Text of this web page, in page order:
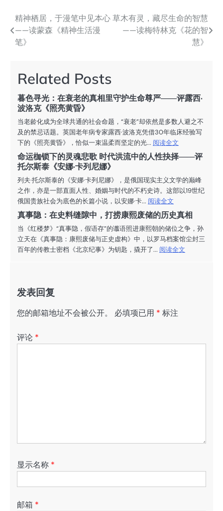
文
章
航
精神栖居，于漫笔中见本心
——读蒙森《精神生活漫
笔》
草木有灵，藏尽生命的智慧
——读梅特林克《花的智
慧》
Related Posts
暮色寻光：在衰老的真相里守护生命尊严——评露西·
波洛克《照亮黄昏》
当老龄化成为全球共通的社会命题，“衰老”却依然是多数人避之不
及的禁忌话题。英国老年病专家露西·波洛克凭借30年临床经验写
下的《照亮黄昏》，恰似一束温柔而坚定的光... 阅读全文
命运枷锁下的灵魂悲歌 时代洪流中的人性抉择——评
托尔斯泰《安娜·卡列尼娜》
列夫·托尔斯泰的《安娜·卡列尼娜》，是俄国现实主义文学的巅峰
之作，亦是一部直面人性、婚姻与时代的不朽史诗。这部以19世纪
俄国贵族社会为底色的长篇小说，以安娜·卡... 阅读全文
真事隐：在史料缝隙中，打捞康熙废储的历史真相
当《红楼梦》“真事隐，假语存”的谶语照进康熙朝的储位之争，孙
立天在《真事隐：康熙废储与正史虚构》中，以罗马档案馆尘封三
百年的传教士密档《北京纪事》为钥匙，撬开了... 阅读全文
发表回复
您的邮箱地址不会被公开。 必填项已用 * 标注
评论 *
显示名称 *
邮箱 *